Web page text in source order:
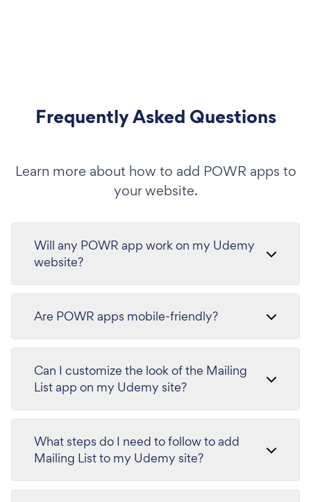
Frequently Asked Questions
Learn more about how to add POWR apps to
your website.
Will any POWR app work on my Udemy
website?
Are POWR apps mobile-friendly?
Can I customize the look of the Mailing
List app on my Udemy site?
What steps do I need to follow to add
Mailing List to my Udemy site?